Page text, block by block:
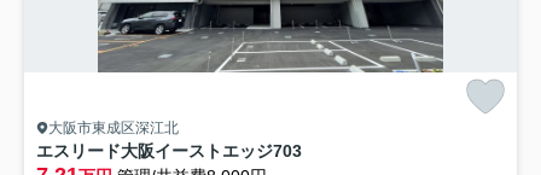
大阪市東成区深江北
エスリード大阪イーストエッジ703